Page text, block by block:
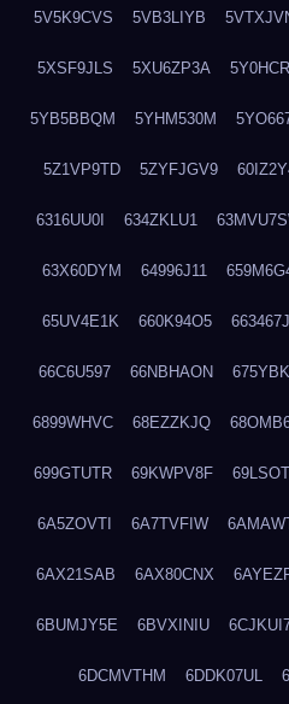
5V5K9CVS 5VB3LIYB
5XSF9JLS 5XU6ZP3A
5YB5BBQM 5YHM530M
5Z1VP9TD 5ZYFJGV9
6316UU0I 634ZKLU1
63X60DYM 64996J11
65UV4E1K 660K94O5
66C6U597 66NBHAON
6899WHVC 68EZZKJQ
699GTUTR 69KWPV8F
6A5ZOVTI 6A7TVFIW
6AX21SAB 6AX80CNX
6BUMJY5E 6BVXINIU
6DCMVTHM 6DDK07UL